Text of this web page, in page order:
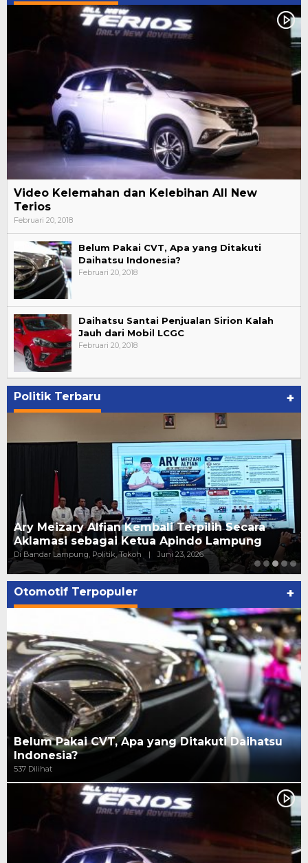
Video Kelemahan dan Kelebihan All New
Terios
Februari 20, 2018
Belum Pakai CVT, Apa yang Ditakuti
Daihatsu Indonesia?
Februari 20, 2018
Daihatsu Santai Penjualan Sirion Kalah
Jauh dari Mobil LCGC
Februari 20, 2018
Politik Terbaru +
Ary Meizary Alfian Kembali Terpilih Secara
Aklamasi sebagai Ketua Apindo Lampung
Di Bandar Lampung, Politik, Tokoh | Juni 23, 2026
Otomotif Terpopuler +
Belum Pakai CVT, Apa yang Ditakuti Daihatsu
Indonesia?
537 Dilihat